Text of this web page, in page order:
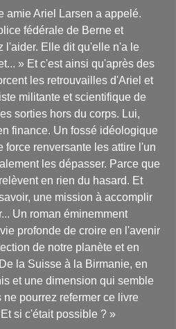
amie Ariel Larsen a appelé.
fédérale de Berne et
l'aider. Elle dit qu'elle n'a le
» Et c'est ainsi qu'après des
les retrouvailles d'Ariel et
militante et scientifique de
sorties hors du corps. Lui,
finance. Un fossé idéologique
force renversante les attire l'un
les dépasser. Parce que
en rien du hasard. Et
une mission à accomplir
Un roman éminemment
profonde de croire en l'avenir
de notre planète et en
la Suisse à la Birmanie, en
et une dimension qui semble
pourrez refermer ce livre
si c'était possible ? »